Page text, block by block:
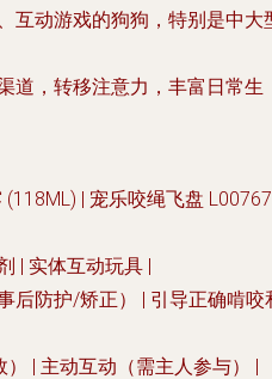
互动游戏的狗狗，特别是中大
道，转移注意力，丰富日常生
(118ML) | 宠乐咬绳飞盘
| 实体互动玩具 |
后防护/矫正） | 引导正确啃咬
| 主动互动（需主人参与） |